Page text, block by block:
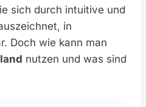
sich durch intuitive und
in
Doch wie kann man
nutzen und was sind